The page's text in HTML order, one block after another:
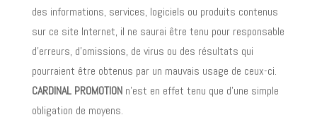
des informations, services, logiciels ou produits contenus
sur ce site Internet, il ne saurai être tenu pour responsable
d’erreurs, d’omissions, de virus ou des résultats qui
pourraient être obtenus par un mauvais usage de ceux-ci.
CARDINAL PROMOTION n’est en effet tenu que d’une simple
obligation de moyens.